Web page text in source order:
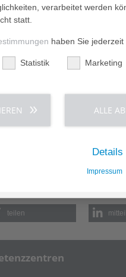
Schaumburg
ist, sondern ganz
liebt, kann hier
sich beteiligen, desto
ergänzt: „Wir
Bilderprojektes
Mehrwert. So sind die
Teil unseres Weges, ein
einer großzügigen
Klinikum umgesetzt und
Schaumburg
teilen
verarbeitet werden
statt.
haben Sie
Statistik Marketing
ALLE
Details
Impressum